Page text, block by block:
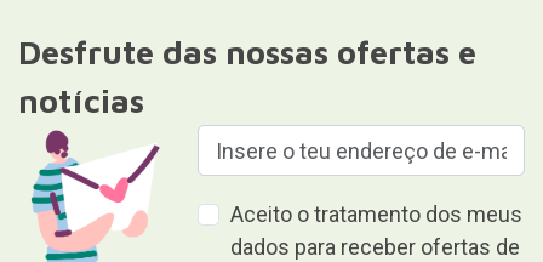
Desfrute das nossas ofertas e
notícias
Aceito o tratamento dos meus
dados para receber ofertas de